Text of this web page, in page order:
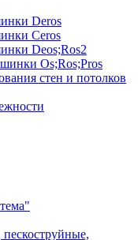
Deros
Ceros
Deos;Ros2
Os;Ros;Pros
стен и потолков